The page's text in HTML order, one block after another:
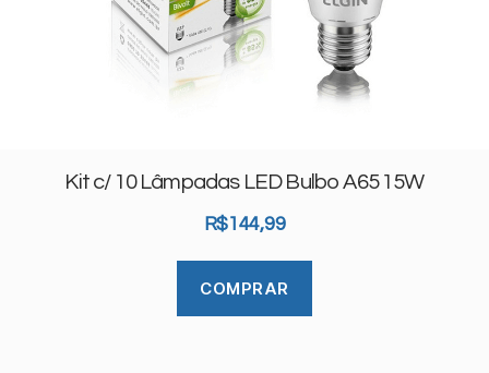
Kit c/ 10 Lâmpadas LED Bulbo A65 15W
R$144,99
COMPRAR